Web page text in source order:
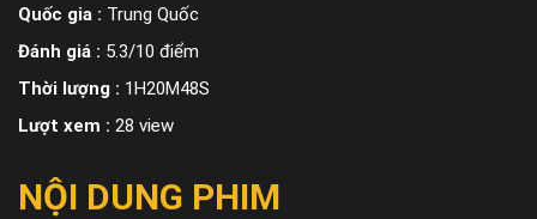
Quốc gia : Trung Quốc
Đánh giá : 5.3/10 điểm
Thời lượng : 1H20M48S
Lượt xem : 28 view
NỘI DUNG PHIM